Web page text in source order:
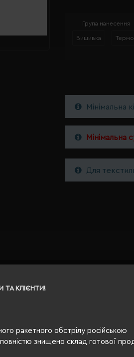
ТА КЛІЄНТИ!
ракетного обстрілу російською
знищено склад готової
Група нанесення
Вишивка
Мінімальна
Мінімальна
Для